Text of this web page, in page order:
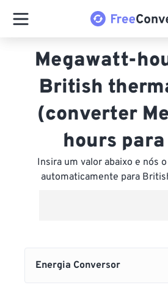
Megawatt-
British
(converter
hours
Insira um valor abaixo e nós
automaticamente para